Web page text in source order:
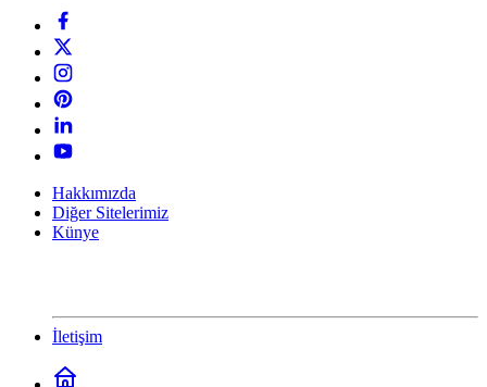
Hakkımızda
Diğer Sitelerimiz
Künye
İletişim